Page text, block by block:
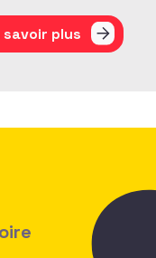
savoir plus